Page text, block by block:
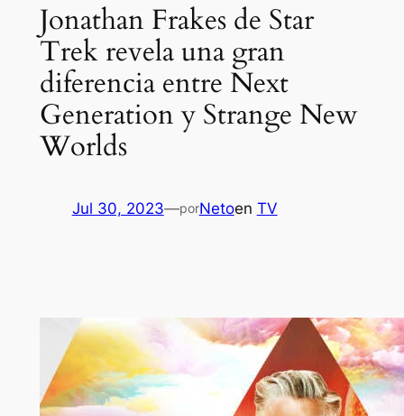
Jonathan Frakes de Star
Trek revela una gran
diferencia entre Next
Generation y Strange New
Worlds
Jul 30, 2023—porNetoen TV